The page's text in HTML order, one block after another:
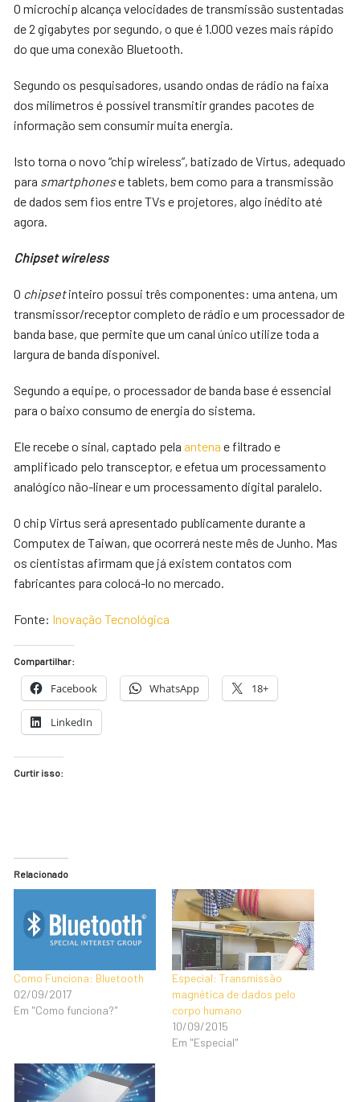
O microchip alcança velocidades de transmissão sustentadas
de 2 gigabytes por segundo, o que é 1.000 vezes mais rápido
do que uma conexão Bluetooth.
Segundo os pesquisadores, usando ondas de rádio na faixa
dos milímetros é possível transmitir grandes pacotes de
informação sem consumir muita energia.
Isto torna o novo “chip wireless”, batizado de Virtus, adequado
para smartphonese tablets, bem como para a transmissão
de dados sem fios entre TVs e projetores, algo inédito até
agora.
Chipset wireless
O chipsetinteiro possui três componentes: uma antena, um
transmissor/receptor completo de rádio e um processador de
banda base, que permite que um canal único utilize toda a
largura de banda disponível.
Segundo a equipe, o processador de banda base é essencial
para o baixo consumo de energia do sistema.
Ele recebe o sinal, captado pelaantena e filtrado e
amplificado pelo transceptor, e efetua um processamento
analógico não-linear e um processamento digital paralelo.
O chip Virtus será apresentado publicamente durante a
Computex de Taiwan, que ocorrerá neste mês de Junho. Mas
os cientistas afirmam que já existem contatos com
fabricantes para colocá-lo no mercado.
Fonte: Inovação Tecnológica
Compartilhar:
Facebook WhatsApp 18+
LinkedIn
Curtir isso:
Relacionado
Como Funciona: Bluetooth
02/09/2017
Em "Como funciona?"
Especial: Transmissão
magnética de dados pelo
corpo humano
10/09/2015
Em "Especial"